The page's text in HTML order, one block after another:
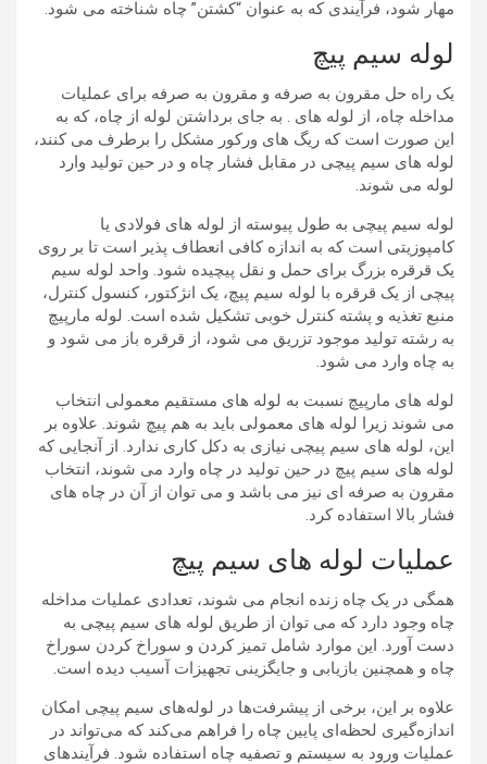
مهار شود، فرآیندی که به عنوان “کشتن” چاه شناخته می شود.
لوله سیم پیچ
یک راه حل مقرون به صرفه و مقرون به صرفه برای عملیات
مداخله چاه، از لوله های . به جای برداشتن لوله از چاه، که به
این صورت است که ریگ های ورکور مشکل را برطرف می کنند،
لوله های سیم پیچی در مقابل فشار چاه و در حین تولید وارد
لوله می شوند.
لوله سیم پیچی به طول پیوسته از لوله های فولادی یا
کامپوزیتی است که به اندازه کافی انعطاف پذیر است تا بر روی
یک قرقره بزرگ برای حمل و نقل پیچیده شود. واحد لوله سیم
پیچی از یک قرقره با لوله سیم پیچ، یک انژکتور، کنسول کنترل،
منبع تغذیه و پشته کنترل خوبی تشکیل شده است. لوله مارپیچ
به رشته تولید موجود تزریق می شود، از قرقره باز می شود و
به چاه وارد می شود.
لوله های مارپیچ نسبت به لوله های مستقیم معمولی انتخاب
می شوند زیرا لوله های معمولی باید به هم پیچ شوند. علاوه بر
این، لوله های سیم پیچی نیازی به دکل کاری ندارد. از آنجایی که
لوله های سیم پیچ در حین تولید در چاه وارد می شوند، انتخاب
مقرون به صرفه ای نیز می باشد و می توان از آن در چاه های
فشار بالا استفاده کرد.
عملیات لوله های سیم پیچ
همگی در یک چاه زنده انجام می شوند، تعدادی عملیات مداخله
چاه وجود دارد که می توان از طریق لوله های سیم پیچی به
دست آورد. این موارد شامل تمیز کردن و سوراخ کردن سوراخ
چاه و همچنین بازیابی و جایگزینی تجهیزات آسیب دیده است.
علاوه بر این، برخی از پیشرفت‌ها در لوله‌های سیم پیچی امکان
اندازه‌گیری لحظه‌ای پایین چاه را فراهم می‌کند که می‌تواند در
عملیات ورود به سیستم و تصفیه چاه استفاده شود. فرآیندهای